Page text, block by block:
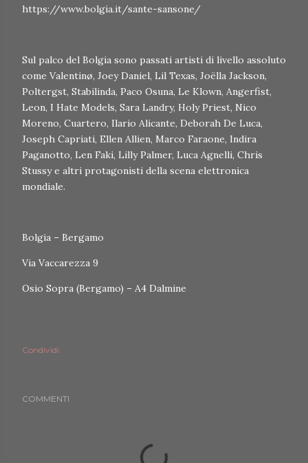
https://www.bolgia.it/sante-sansone/
Sul palco del Bolgia sono passati artisti di livello assoluto
come Valentinø, Joey Daniel, Lil Texas, Joëlla Jackson,
Poltergst, Stabilinda, Paco Osuna, Le Klown, Angerfist,
Leon, I Hate Models, Sara Landry, Holy Priest, Nico
Moreno, Cuartero, Ilario Alicante, Deborah De Luca,
Joseph Capriati, Ellen Allien, Marco Faraone, Indira
Paganotto, Len Faki, Lilly Palmer, Luca Agnelli, Chris
Stussy e altri protagonisti della scena elettronica
mondiale.
Bolgia – Bergamo
Via Vaccarezza 9
Osio Sopra (Bergamo) – A4 Dalmine
Condividi
COMMENTI